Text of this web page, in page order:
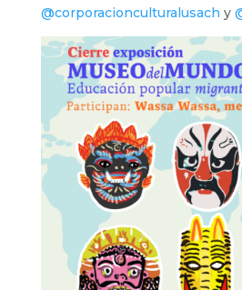
@corporacionculturalusach y